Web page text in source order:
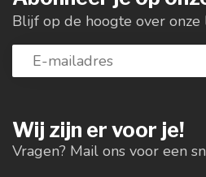
Wij zijn er voor je!
Vragen? Mail ons voor een
Blijf op de hoogte over onze